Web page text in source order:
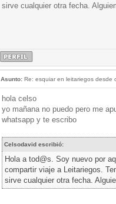
sirve cualquier otra fecha.
Asunto:Re: esquiar en leitariegos desde
hola celso
yo mañana no puedo pero me
whatsapp y te escribo
Celsodavid escribió:
Hola a tod@s. Soy nuevo por
compartir viaje a Leitariegos.
sirve cualquier otra fecha.